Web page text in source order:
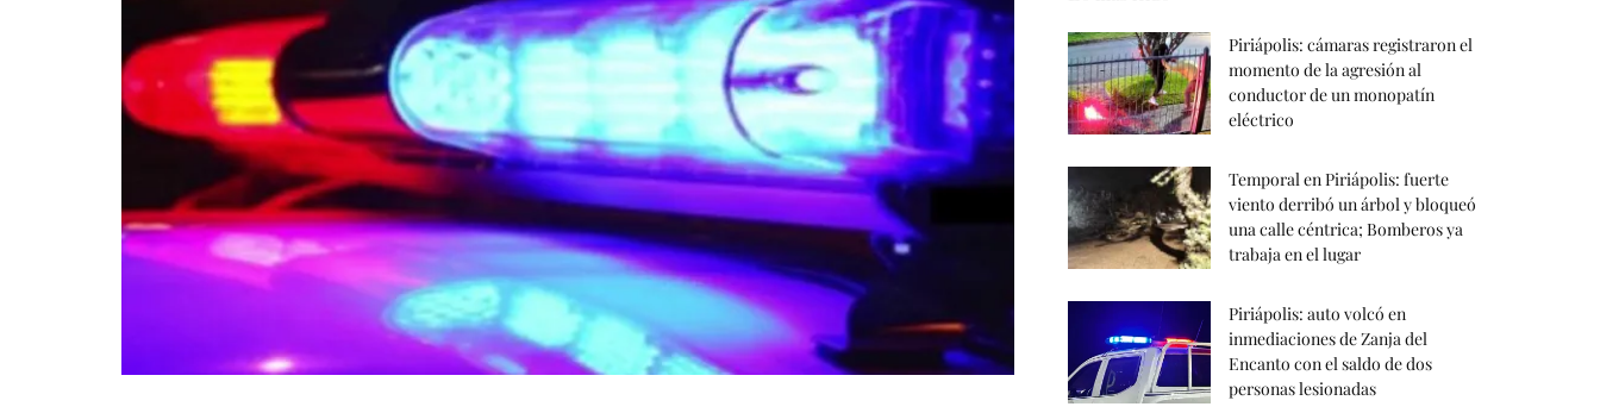
Piriápolis: cámaras registraron el
momento de la agresión al
conductor de un monopatín
eléctrico
Temporal en Piriápolis: fuerte
viento derribó un árbol y bloqueó
una calle céntrica; Bomberos ya
trabaja en el lugar
Piriápolis: auto volcó en
inmediaciones de Zanja del
Encanto con el saldo de dos
personas lesionadas